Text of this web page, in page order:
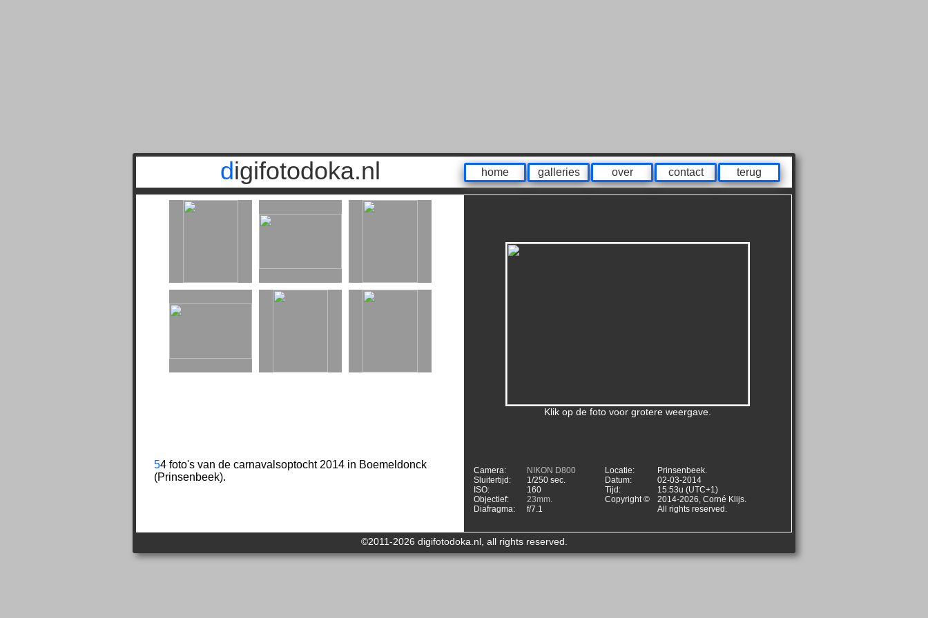
digifotodoka.nl home galleries over contact terug
Klik op de foto voor grotere weergave.
54 foto's van de carnavalsoptocht 2014 in Boemeldonck
(Prinsenbeek).
Camera:
Sluitertijd:
ISO:
Objectief:
Diafragma:
NIKON D800
1/250 sec.
160
23mm.
f/7.1
Locatie:
Datum:
Tijd:
Copyright ©
Prinsenbeek.
02-03-2014
15:53u (UTC+1)
2014-2026, Corné Klijs.
All rights reserved.
©2011-2026 digifotodoka.nl, all rights reserved.